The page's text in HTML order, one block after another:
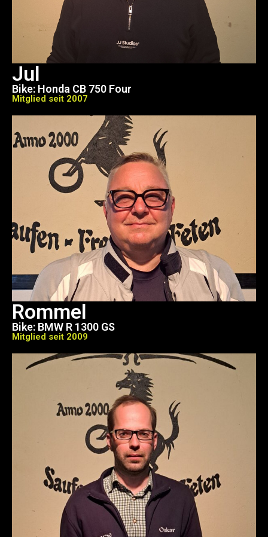
Jul
Bike: Honda CB 750 Four
Mitglied seit 2007
Rommel
Bike: BMW R 1300 GS
Mitglied seit 2009